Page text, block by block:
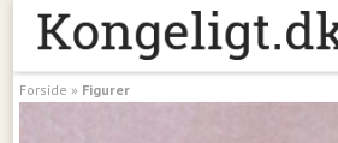
Forside » Figurer